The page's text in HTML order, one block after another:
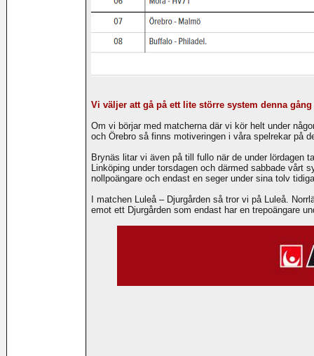
Vi väljer att gå på ett lite större system denna
Om vi börjar med matcherna där vi kör helt under
och Örebro så finns motiveringen i våra spelrekar på
Brynäs litar vi även på till fullo när de under lördagen
Linköping under torsdagen och därmed sabbade
nollpoängare och endast en seger under sina tolv
I matchen Luleå – Djurgården så tror vi på Luleå.
emot ett Djurgården som endast har en trepoängare